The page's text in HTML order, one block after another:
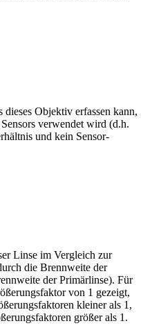
Objektiv erfassen kann,
verwendet wird (d.h.
und kein Sensor-
Linse im Vergleich zur
die Brennweite der
der Primärlinse). Für
von 1 gezeigt,
kleiner als 1,
größer als 1.